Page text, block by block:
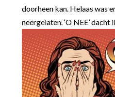
doorheen kan. Helaas was
neergelaten.‘O NEE’ dacht